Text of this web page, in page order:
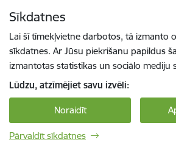
Sīkdatnes
Lai šī tīmekļvietne darbotos, tā izmanto
sīkdatnes. Ar Jūsu piekrišanu papildus
izmantotas statistikas un sociālo mediju
Lūdzu, atzīmējiet savu izvēli:
Noraidīt
Pārvaldīt sīkdatnes